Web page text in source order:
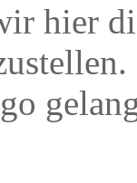
hier